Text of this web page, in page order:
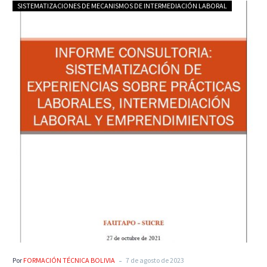
SISTEMATIZACIONES DE MECANISMOS DE INTERMEDIACIÓN LABORAL
Por FORMACIÓN TÉCNICA BOLIVIA - 7 de agosto de 2023